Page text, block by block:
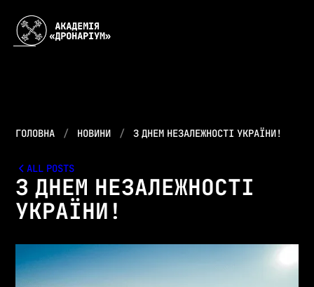
ГОЛОВНА НОВИНИ З ДНЕМ НЕЗАЛЕЖНОСТІ УКРАЇНИ!
ALL POSTS
З ДНЕМ НЕЗАЛЕЖНОСТІ
УКРАЇНИ!